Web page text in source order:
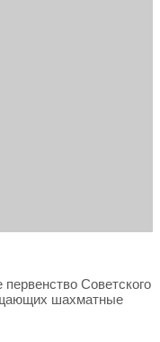
Советского
шахматные